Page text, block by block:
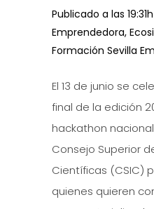
Publicado a las 19:31h
Emprendedora,
Formación Sevilla
El 13 de junio se
final de la edición
hackathon
Consejo Superior
Científicas (CSIC)
quienes quieren